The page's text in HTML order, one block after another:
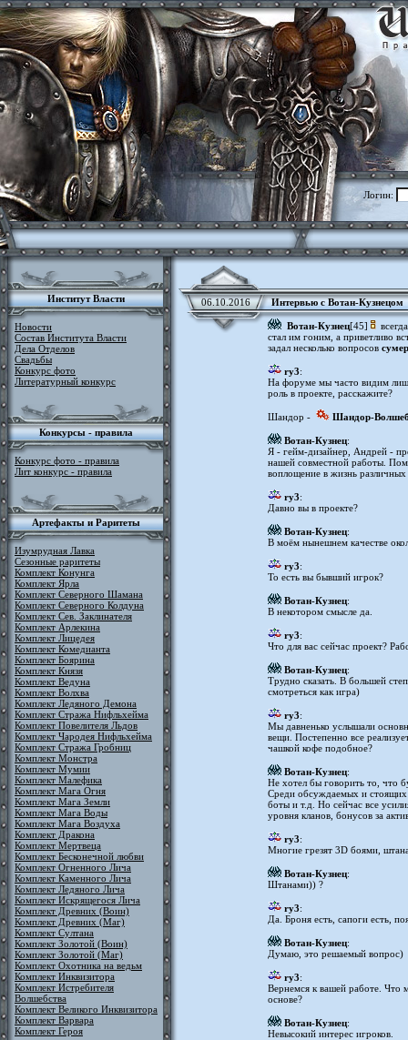
Логин:
Институт Власти
Новости
Состав Института Власти
Дела Отделов
Свадьбы
Конкурс фото
Литературный конкурс
Конкурсы - правила
Конкурс фото - правила
Лит конкурс - правила
Артефакты и Раритеты
Изумрудная Лавка
Сезонные раритеты
Комплект Конунга
Комплект Ярла
Комплект Северного Шамана
Комплект Северного Колдуна
Комплект Сев. Заклинателя
Комплект Арлекина
Комплект Лицедея
Комплект Комедианта
Комплект Боярина
Комплект Князя
Комплект Ведуна
Комплект Волхва
Комплект Ледяного Демона
Комплект Стража Нифльхейма
Комплект Повелителя Льдов
Комплект Чародея Нифльхейма
Комплект Стража Гробниц
Комплект Монстра
Комплект Мумии
Комплект Малефика
Комплект Мага Огня
Комплект Мага Земли
Комплект Мага Воды
Комплект Мага Воздуха
Комплект Дракона
Комплект Мертвеца
Комплект Бесконечной любви
Комплект Огненного Лича
Комплект Каменного Лича
Комплект Ледяного Лича
Комплект Искрящегося Лича
Комплект Древних (Воин)
Комплект Древних (Маг)
Комплект Султана
Комплект Золотой (Воин)
Комплект Золотой (Маг)
Комплект Охотника на ведьм
Комплект Инквизитора
Комплект Истребителя
Волшебства
Комплект Великого Инквизитора
Комплект Варвара
Комплект Героя
06.10.2016 Интервью с Вотан-Кузнецом
Вотан-Кузнец[45]
стал им гоним, а приветливо
задал несколько вопросов
ry3:
На форуме мы часто видим
роль в проекте, расскажите?
Шандор - Шандор-
Вотан-Кузнец:
Я - гейм-дизайнер, Андрей -
нашей совместной работы.
воплощение в жизнь
ry3:
Давно вы в проекте?
Вотан-Кузнец:
В моём нынешнем качестве
ry3:
То есть вы бывший игрок?
Вотан-Кузнец:
В некотором смысле да.
ry3:
Что для вас сейчас проект?
Вотан-Кузнец:
Трудно сказать. В большей
смотреться как игра)
ry3:
Мы давненько услышали
вещи. Постепенно все
чашкой кофе подобное?
Вотан-Кузнец:
Не хотел бы говорить то, что
Среди обсуждаемых и стоящих
боты и т.д. Но сейчас все
уровня кланов, бонусов за
ry3:
Многие грезят 3D боями,
Вотан-Кузнец:
Штанами)) ?
ry3:
Да. Броня есть, сапоги есть,
Вотан-Кузнец:
Думаю, это решаемый вопрос)
ry3:
Вернемся к вашей работе. Что
основе?
Вотан-Кузнец:
Невысокий интерес игроков.